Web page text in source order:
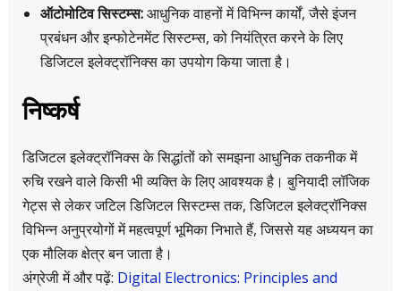
ऑटोमोटिव सिस्टम्स:आधुनिक वाहनों में विभिन्न कार्यों, जैसे इंजन
प्रबंधन और इन्फोटेनमेंट सिस्टम्स, को नियंत्रित करने के लिए
डिजिटल इलेक्ट्रॉनिक्स का उपयोग किया जाता है।
निष्कर्ष
डिजिटल इलेक्ट्रॉनिक्स के सिद्धांतों को समझना आधुनिक तकनीक में
रुचि रखने वाले किसी भी व्यक्ति के लिए आवश्यक है। बुनियादी लॉजिक
गेट्स से लेकर जटिल डिजिटल सिस्टम्स तक, डिजिटल इलेक्ट्रॉनिक्स
विभिन्न अनुप्रयोगों में महत्वपूर्ण भूमिका निभाते हैं, जिससे यह अध्ययन का
एक मौलिक क्षेत्र बन जाता है।
अंग्रेजी में और पढ़ें: Digital Electronics: Principles and